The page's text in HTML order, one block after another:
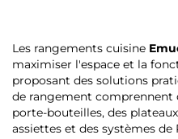
Les rangements cuisine
maximiser l'espace et la
proposant des solutions
de rangement comprennent
porte-bouteilles, des
assiettes et des systèmes